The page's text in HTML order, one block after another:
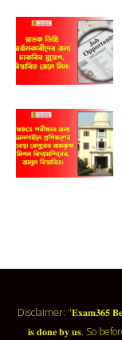
Disclaimer: "𝐄𝐱𝐚𝐦𝟑𝟔𝟓
𝐢𝐬 𝐝𝐨𝐧𝐞 𝐛𝐲 𝐮𝐬. So